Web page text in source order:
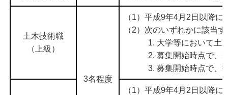
土木技術職
（上級）
3名程度
（1）平成9年4月2日以降
（2）次のいずれかに該当
1. 大学等において土木
2. 募集開始時点で、2級
3. 募集開始時点で、技術
（1）平成9年4月2日以降